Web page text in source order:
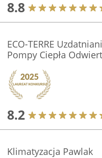
8.8
ECO-TERRE
Pompy Ciepła
8.2
Klimatyzacja Pawlak